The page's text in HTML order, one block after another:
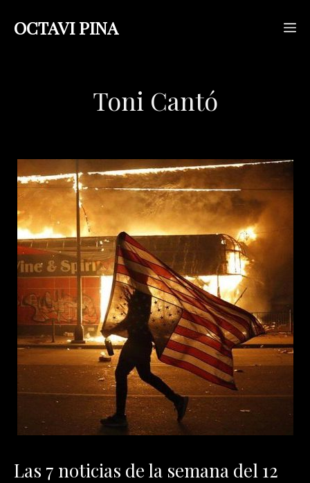
OCTAVI PINA
Toni Cantó
Las 7 noticias de la semana del 12